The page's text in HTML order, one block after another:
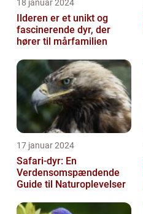
18 januar 2024
Ilderen er et unikt og
fascinerende dyr, der
hører til mårfamilien
17 januar 2024
Safari-dyr: En
Verdensomspændende
Guide til Naturoplevelser